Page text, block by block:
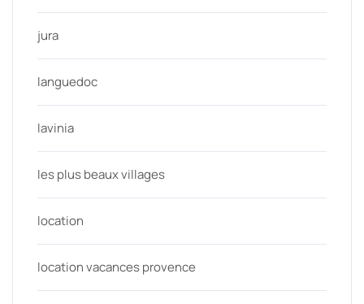
jura
languedoc
lavinia
les plus beaux villages
location
location vacances provence